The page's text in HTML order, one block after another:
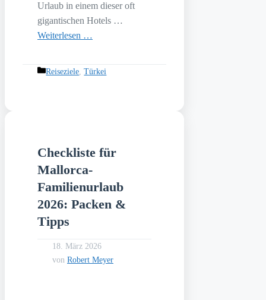
Urlaub in einem dieser oft
gigantischen Hotels …
Weiterlesen …
Kategorien
Reiseziele,Türkei
Checkliste für
Mallorca-
Familienurlaub
2026: Packen &
Tipps
18. März 2026
von Robert Meyer